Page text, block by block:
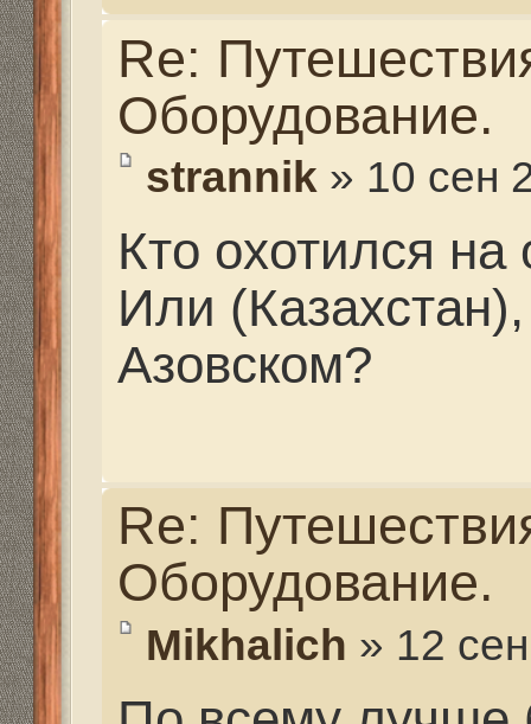
Или (Казахстан),
Азовском?
Re: Путешествия.
Оборудование.
Mikhalich » 12 сен 2013,
По всему лучше
Re: Путешествия.
Оборудование.